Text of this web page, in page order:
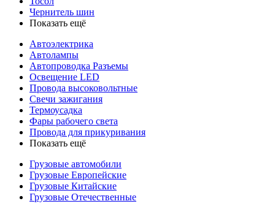
Чернитель шин
Показать ещё
Автоэлектрика
Автолампы
Автопроводка Разъемы
Освещение LED
Провода высоковольтные
Свечи зажигания
Термоусадка
Фары рабочего света
Провода для прикуривания
Показать ещё
Грузовые автомобили
Грузовые Европейские
Грузовые Китайские
Грузовые Отечественные